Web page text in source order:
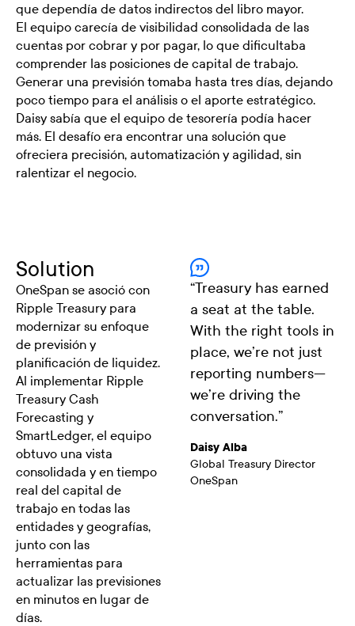
que dependía de datos indirectos del libro mayor.
El equipo carecía de visibilidad consolidada de las
cuentas por cobrar y por pagar, lo que dificultaba
comprender las posiciones de capital de trabajo.
Generar una previsión tomaba hasta tres días, dejando
poco tiempo para el análisis o el aporte estratégico.
Daisy sabía que el equipo de tesorería podía hacer
más. El desafío era encontrar una solución que
ofreciera precisión, automatización y agilidad, sin
ralentizar el negocio.
Solution
OneSpan se asoció con
Ripple Treasury para
modernizar su enfoque
de previsión y
planificación de liquidez.
Al implementar Ripple
Treasury Cash
Forecasting y
SmartLedger, el equipo
obtuvo una vista
consolidada y en tiempo
real del capital de
trabajo en todas las
entidades y geografías,
junto con las
herramientas para
actualizar las previsiones
en minutos en lugar de
días.
“Treasury has earned
a seat at the table.
With the right tools in
place, we’re not just
reporting numbers—
we’re driving the
conversation.”
Daisy Alba
Global Treasury Director
OneSpan